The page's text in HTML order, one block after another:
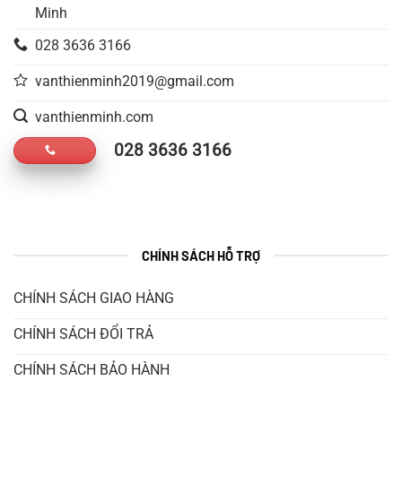
Minh
028 3636 3166
vanthienminh2019@gmail.com
vanthienminh.com
028 3636 3166
CHÍNH SÁCH HỖ TRỢ
CHÍNH SÁCH GIAO HÀNG
CHÍNH SÁCH ĐỔI TRẢ
CHÍNH SÁCH BẢO HÀNH